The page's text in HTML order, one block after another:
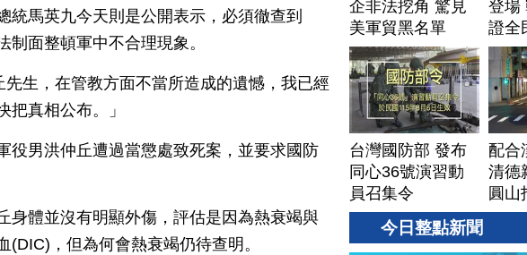
統馬英九今天則是公開表示，必須徹查到
面整頓軍中不合理現象。
生，在管教方面不當所造成的遺憾，我已經
真相公布。」
役男洪仲丘遭過當懲處致死案，並要求國防
身體並沒有明顯外傷，評估是因為熱衰竭與
，但為何會熱衰竭仍待查明。
企非法挖角 驚見
美軍貿黑名單
登場
證全
台灣國防部 發布
同心36號演習動
員召集令
配合
清德
圓山
今日整點新聞